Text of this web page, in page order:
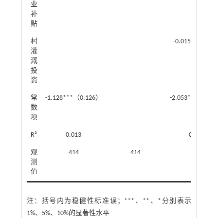
业
补
贴
村
灌
溉
投
资
-0.015（0.157
常
数
项
-1.128***（0.126） -2.053**（0.868
R² 0.013 0.053
观
测
值
414 414
注： 括号内为稳健性标准误；***、**、*分别表示
1%、5%、10%的显著性水平